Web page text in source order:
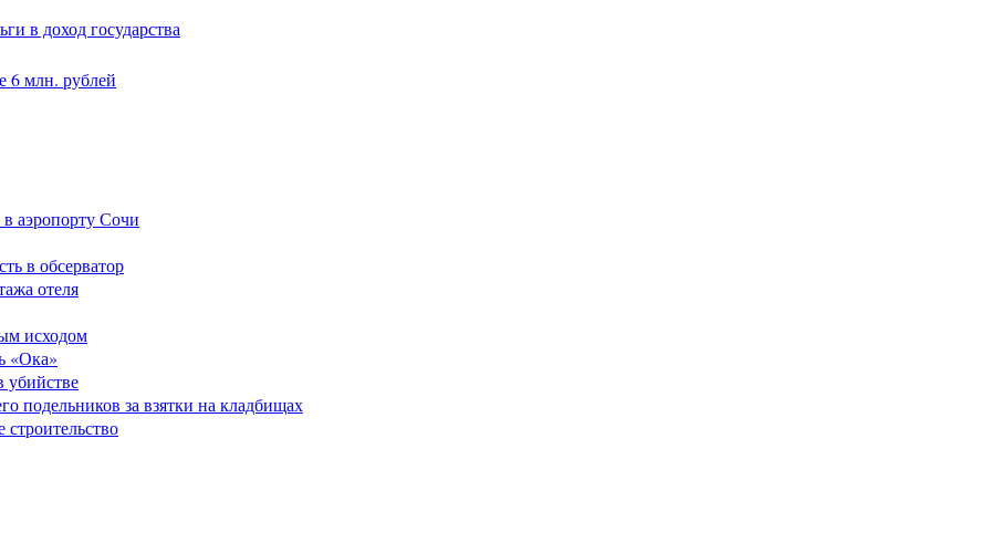
в доход государства
6 млн. рублей
аэропорту Сочи
в обсерватор
отеля
исходом
«Ока»
убийстве
подельников за взятки на кладбищах